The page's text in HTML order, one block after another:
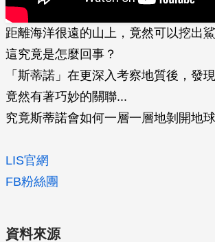
距離海洋很遠的山上，竟然可以挖出
這究竟是怎麼回事？
「斯蒂諾」在更深入考察地質後，發
竟然有著巧妙的關聯...
究竟斯蒂諾會如何一層一層地剝開地
LIS官網
FB粉絲團
資料來源